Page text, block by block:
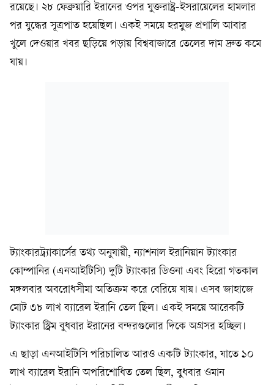
রয়েছে। ২৮ ফেব্রুয়ারি ইরানের ওপর যুক্তরাষ্ট্র-ইসরায়েলের হামলার
পর যুদ্ধের সূত্রপাত হয়েছিল। একই সময়ে হরমুজ প্রণালি আবার
খুলে দেওয়ার খবর ছড়িয়ে পড়ায় বিশ্ববাজারে তেলের দাম দ্রুত কমে
যায়।
ট্যাংকারট্র্যাকার্সের তথ্য অনুযায়ী, ন্যাশনাল ইরানিয়ান ট্যাংকার
কোম্পানির (এনআইটিসি) দুটি ট্যাংকার ডিওনা এবং হিরো গতকাল
মঙ্গলবার অবরোধসীমা অতিক্রম করে বেরিয়ে যায়। এসব জাহাজে
মোট ৩৮ লাখ ব্যারেল ইরানি তেল ছিল। একই সময়ে আরেকটি
ট্যাংকার স্ট্রিম বুধবার ইরানের বন্দরগুলোর দিকে অগ্রসর হচ্ছিল।
এ ছাড়া এনআইটিসি পরিচালিত আরও একটি ট্যাংকার, যাতে ১০
লাখ ব্যারেল ইরানি অপরিশোধিত তেল ছিল, বুধবার ওমান